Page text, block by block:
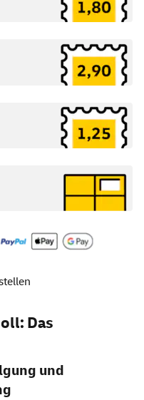
Das
und